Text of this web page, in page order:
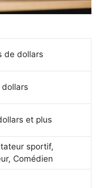
de dollars
et plus
sportif,
Comédien